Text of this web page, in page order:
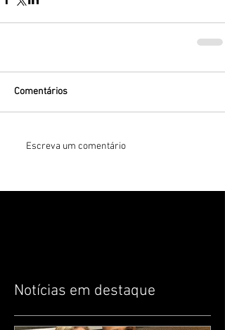
Comentários
Escreva um comentário
Notícias em destaque